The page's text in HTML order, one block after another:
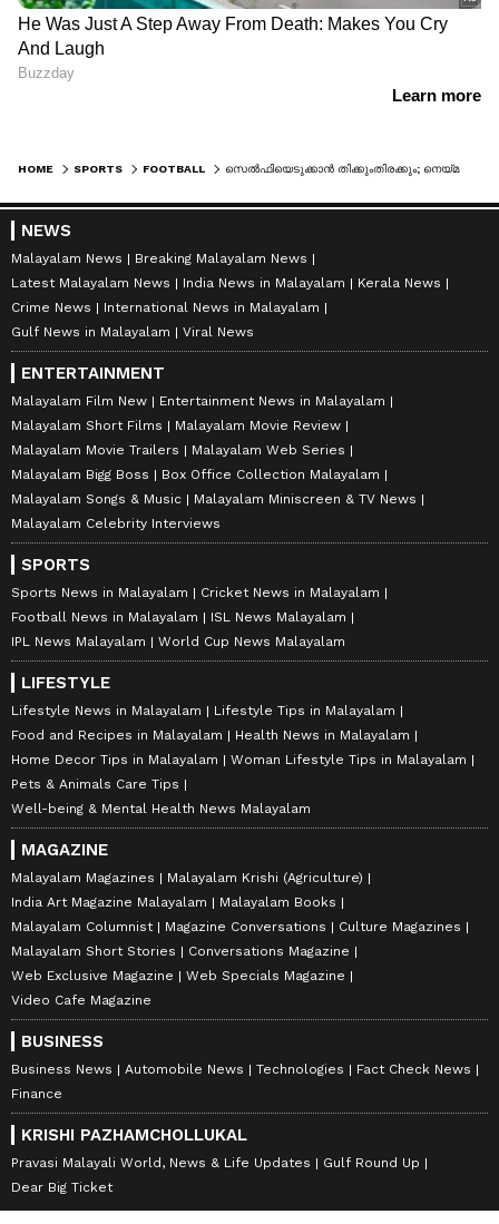
HOME SPORTS FOOTBALL സെല്‍ഫിയെടുക്കാന്‍ തിക്കുംതിരക്കും; നെയ്‌മറുടെ അപരനെ കൊണ്ട് കുടുങ്ങി ഖത്ത‍ര്‍ ലോകകപ്പ് സംഘാടകര്‍
NEWS
Malayalam News
Breaking Malayalam News
Latest Malayalam News
India News in Malayalam
Kerala News
Crime News
International News in Malayalam
Gulf News in Malayalam
Viral News
ENTERTAINMENT
Malayalam Film New
Entertainment News in Malayalam
Malayalam Short Films
Malayalam Movie Review
Malayalam Movie Trailers
Malayalam Web Series
Malayalam Bigg Boss
Box Office Collection Malayalam
Malayalam Songs & Music
Malayalam Miniscreen & TV News
Malayalam Celebrity Interviews
SPORTS
Sports News in Malayalam
Cricket News in Malayalam
Football News in Malayalam
ISL News Malayalam
IPL News Malayalam
World Cup News Malayalam
LIFESTYLE
Lifestyle News in Malayalam
Lifestyle Tips in Malayalam
Food and Recipes in Malayalam
Health News in Malayalam
Home Decor Tips in Malayalam
Woman Lifestyle Tips in Malayalam
Pets & Animals Care Tips
Well-being & Mental Health News Malayalam
MAGAZINE
Malayalam Magazines
Malayalam Krishi (Agriculture)
India Art Magazine Malayalam
Malayalam Books
Malayalam Columnist
Magazine Conversations
Culture Magazines
Malayalam Short Stories
Conversations Magazine
Web Exclusive Magazine
Web Specials Magazine
Video Cafe Magazine
BUSINESS
Business News Automobile News Technologies
Fact Check News
Finance
KRISHI PAZHAMCHOLLUKAL
Pravasi Malayali World, News & Life Updates
Gulf Round Up
Dear Big Ticket